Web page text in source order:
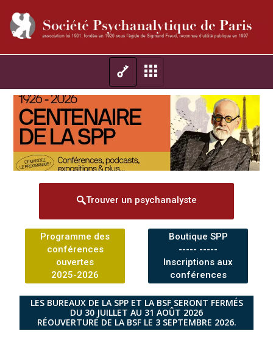
Trouver un psychanalyste
Programme des
conférences
ouvertes
2025-2026
Boutique SPP
----- -----
Inscriptions aux
conférences
LES BUREAUX DE LA SPP ET LA BSF SERONT FERMÉS
DU 30 JUILLET AU 31 AOÛT 2026
RÉOUVERTURE DE LA BSF LE 3 SEPTEMBRE 2026.